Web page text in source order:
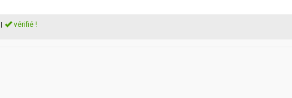
vérifié !